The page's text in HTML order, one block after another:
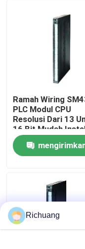
Tentang kami
Tur Pabrik
Kontrol kualitas
Hubungi kami
Permintaan
Produk Otomasi
Modul CPU PLC
Kabel dan
Ramah Wiring
PLC Modul CPU
Resolusi Dari 13
16 Bit Mudah
Richuang